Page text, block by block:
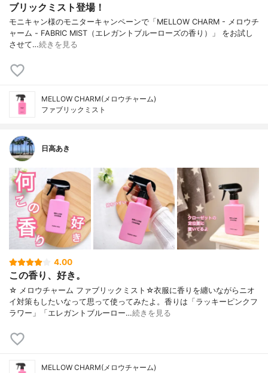
ブリックミスト登場！
モニキャン様のモニターキャンペーンで「MELLOW CHARM - メロウチ
ャーム - FABRIC MIST（エレガントブルーローズの香り）」 をお試し
させて…続きを見る
MELLOW CHARM(メロウチャーム)
ファブリックミスト
日高あき
4.00
この香り、好き。
☆ メロウチャーム ファブリックミスト☆衣服に香りを纏いながらニオ
イ対策もしたいなって思って使ってみたよ。香りは「ラッキーピンクフ
ラワー」「エレガントブルーロー…続きを見る
MELLOW CHARM(メロウチャーム)